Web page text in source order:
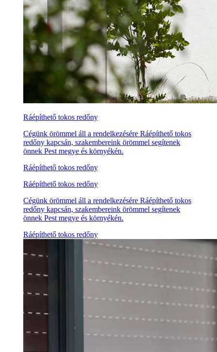
Ráépíthető tokos redőny
Cégünk örömmel áll a rendelkezésére Ráépíthető tokos
redőny kapcsán, szakembereink örömmel segítenek
önnek Pest megye és környékén.
Ráépíthető tokos redőny
Ráépíthető tokos redőny
Cégünk örömmel áll a rendelkezésére Ráépíthető tokos
redőny kapcsán, szakembereink örömmel segítenek
önnek Pest megye és környékén.
Ráépíthető tokos redőny